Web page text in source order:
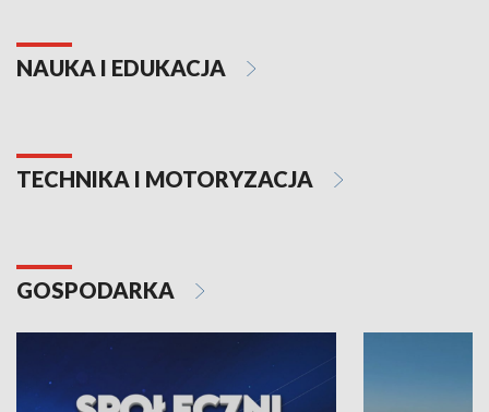
NAUKA I EDUKACJA
TECHNIKA I MOTORYZACJA
GOSPODARKA